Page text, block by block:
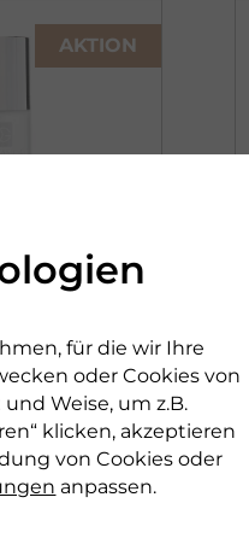
für die wir Ihre
oder Cookies von
Weise, um z.B.
klicken, akzeptieren
von Cookies oder
anpassen.
AKTION